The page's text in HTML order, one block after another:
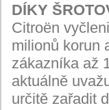
DÍKY
Citroën
milionů korun
zákazníka až
aktuálně
určitě zařadit